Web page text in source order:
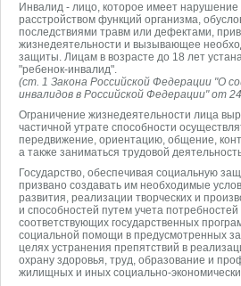
Инвалид - лицо, которое имеет нарушение
расстройством функций организма,
последствиями травм или дефектами,
жизнедеятельности и вызывающее
защиты. Лицам в возрасте до 18 лет
"ребенок-инвалид".
(ст. 1 Закона Российской Федерации "О
инвалидов в Российской Федерации" от
Ограничение жизнедеятельности лица
частичной утрате способности
передвижение, ориентацию, общение,
а также заниматься трудовой
Государство, обеспечивая социальную
призвано создавать им необходимые
развития, реализации творческих и
и способностей путем учета
соответствующих государственных
социальной помощи в предусмотренных
целях устранения препятствий в
охрану здоровья, труд, образование и
жилищных и иных социально-